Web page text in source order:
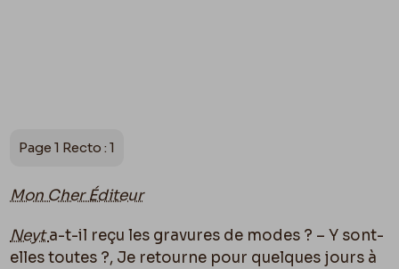
Page 1 Recto : 1
Mon Cher Éditeur
Neyta-t-il reçu les gravures de modes ? – Y sont-
elles toutes ?, Je retourne pour quelques jours à